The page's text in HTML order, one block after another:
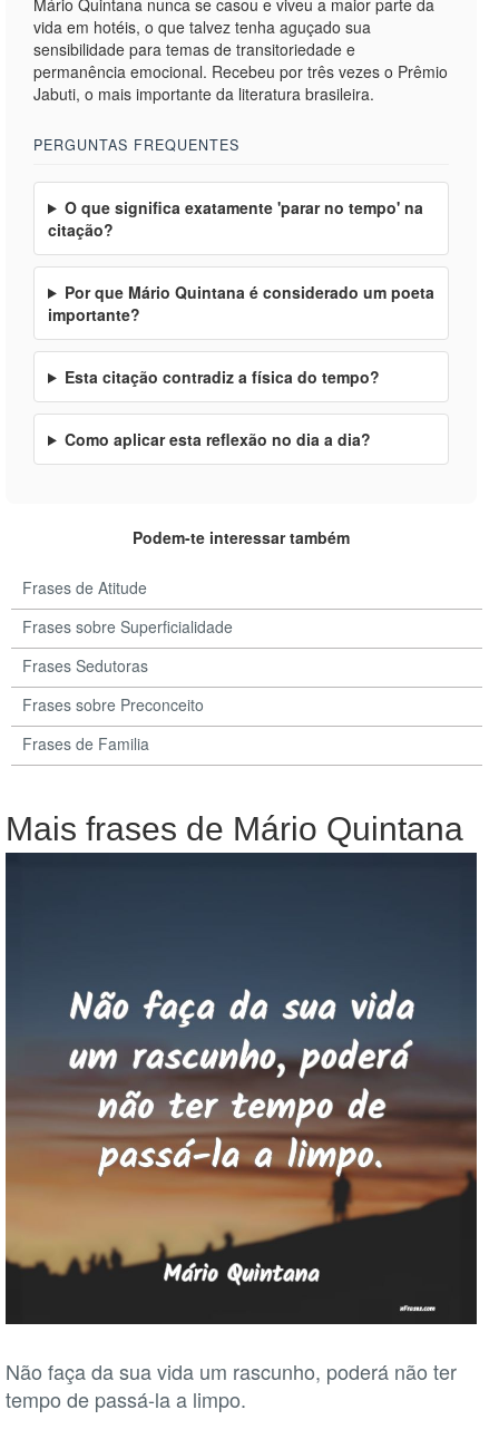
Mário Quintana nunca se casou e viveu a maior parte da
vida em hotéis, o que talvez tenha aguçado sua
sensibilidade para temas de transitoriedade e
permanência emocional. Recebeu por três vezes o Prêmio
Jabuti, o mais importante da literatura brasileira.
PERGUNTAS FREQUENTES
O que significa exatamente 'parar no tempo' na
citação?
Por que Mário Quintana é considerado um poeta
importante?
Esta citação contradiz a física do tempo?
Como aplicar esta reflexão no dia a dia?
Podem-te interessar também
Frases de Atitude
Frases sobre Superficialidade
Frases Sedutoras
Frases sobre Preconceito
Frases de Familia
Mais frases de Mário Quintana
Não faça da sua vida um rascunho, poderá não ter
tempo de passá-la a limpo.